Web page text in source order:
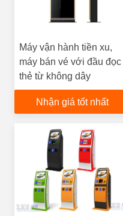
Máy vận hành tiền xu,
máy bán vé với đầu đọc
thẻ từ không dây
Nhận giá tốt nhất